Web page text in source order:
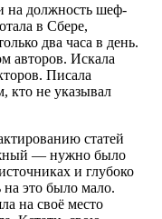
на должность шеф-
в Сбере,
два часа в день.
авторов. Искала
Писала
кто не указывал
статей
— нужно было
и глубоко
на это было мало.
на своё место